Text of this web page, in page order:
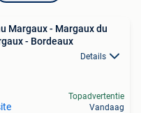
Margaux - Margaux du
- Bordeaux
Details
Topadvertentie
Vandaag